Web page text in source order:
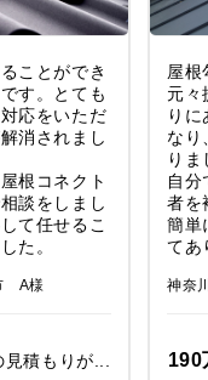
ことができ
す。とても
応をいただ
消されまし
根コネクト
談をしまし
て任せるこ
た。
A様
見積もりが...
屋根
元々
りに
なり
りま
自分
者を
簡単
てあ
神奈
190